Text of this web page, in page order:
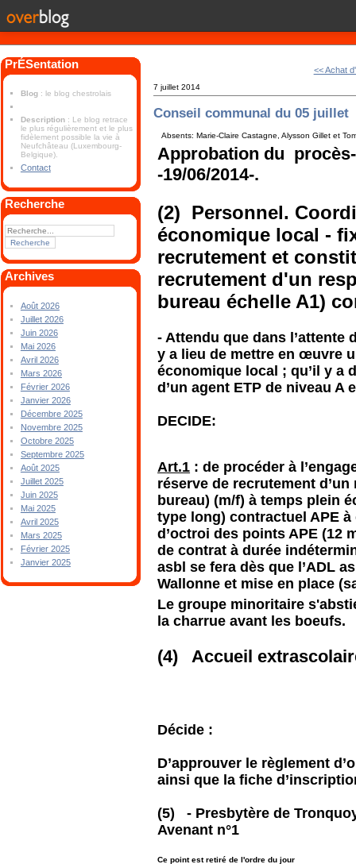
PrÉSentation
Blog : le blog chestrolais
Description : Le blog retrace
le plus régulièrement et le plus
fidèlement possible la vie à
Neufchâteau (Luxembourg-
Belgique).
Contact
Recherche
Archives
Août 2026
Juillet 2026
Juin 2026
Mai 2026
Avril 2026
Mars 2026
Février 2026
Janvier 2026
Décembre 2025
Novembre 2025
Octobre 2025
Septembre 2025
Août 2025
Juillet 2025
Juin 2025
Mai 2025
Avril 2025
Mars 2025
Février 2025
Janvier 2025
<< Achat
7 juillet 2014
Conseil communal du 05 juillet
Absents: Marie-Claire Castagne, Alysson Gillet et
Approbation du
-19/06/2014-.
(2) Personnel.
économique local -
recrutement et
recrutement d'un
bureau échelle A1)
- Attendu que dans l’attente
y a lieu de mettre en œuvre
économique local ; qu’il y a
d’un agent ETP de niveau A
DECIDE:
Art.1 : de procéder à
réserve de recrutement
bureau) (m/f) à temps plein
type long) contractuel APE
d’octroi des points APE (12
de contrat à durée
asbl se fera dès que l’ADL
Wallonne et mise en place
Le groupe minoritaire
la charrue avant les boeufs.
(4) Accueil
Décide :
D’approuver le règlement
ainsi que la fiche
(5) - Presbytère de
Avenant n°1
Ce point est retiré de l'ordre du jour